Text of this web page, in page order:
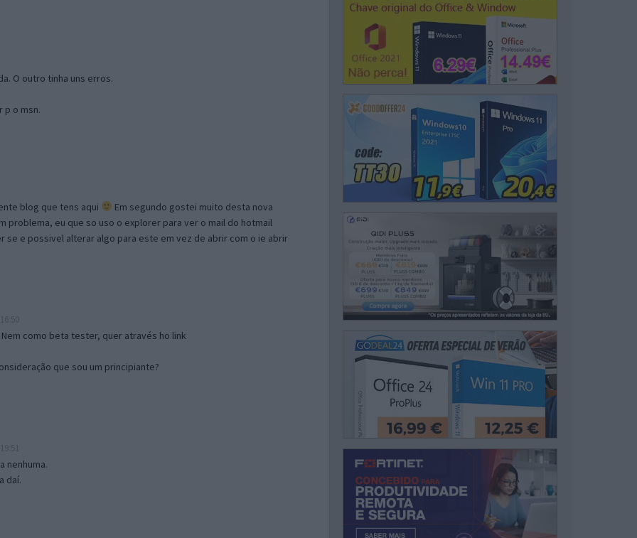
O outro tinha uns erros.
p o msn.
blog que tens aqui
Em segundo gostei muito desta nova
problema, eu que so uso o explorer para ver o mail do hotmail
se e possivel alterar algo para este em vez de abrir com o ie abrir
como beta tester, quer através ho link
que sou um principiante?
nenhuma.
daí.